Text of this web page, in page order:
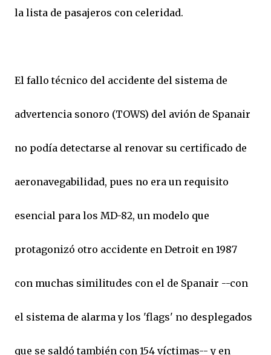
la lista de pasajeros con celeridad.
El fallo técnico del accidente del sistema de
advertencia sonoro (TOWS) del avión de Spanair
no podía detectarse al renovar su certificado de
aeronavegabilidad, pues no era un requisito
esencial para los MD-82, un modelo que
protagonizó otro accidente en Detroit en 1987
con muchas similitudes con el de Spanair --con
el sistema de alarma y los 'flags' no desplegados
que se saldó también con 154 víctimas-- y en